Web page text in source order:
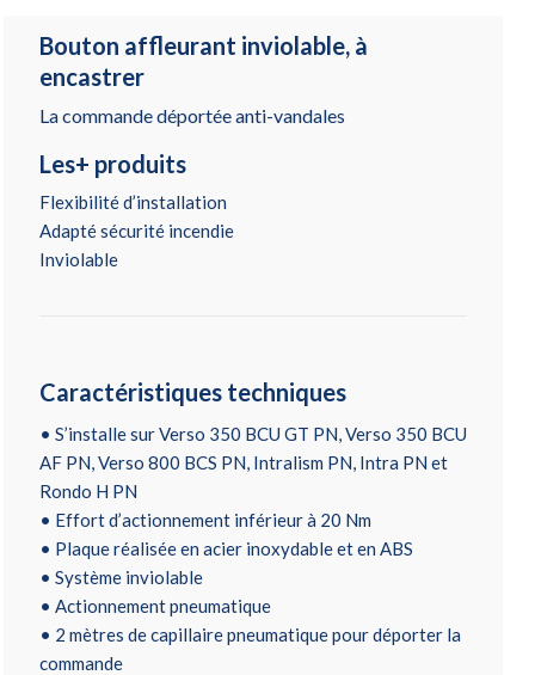
Bouton affleurant inviolable, à
encastrer
La commande déportée anti-vandales
Les+ produits
Flexibilité d’installation
Adapté sécurité incendie
Inviolable
Caractéristiques techniques
• S’installe sur Verso 350 BCU GT PN, Verso 350 BCU
AF PN, Verso 800 BCS PN, Intralism PN, Intra PN et
Rondo H PN
• Effort d’actionnement inférieur à 20 Nm
• Plaque réalisée en acier inoxydable et en ABS
• Système inviolable
• Actionnement pneumatique
• 2 mètres de capillaire pneumatique pour déporter la
commande